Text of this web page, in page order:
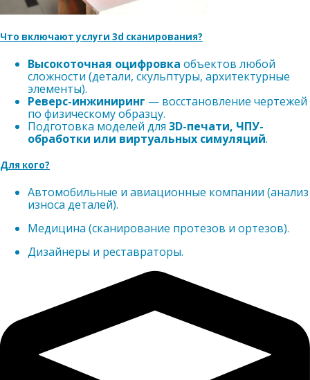
Что включают услуги 3d сканирования?
Высокоточная оцифровка объектов любой
сложности (детали, скульптуры, архитектурные
элементы).
Реверс-инжиниринг — восстановление чертежей
по физическому образцу.
Подготовка моделей для 3D-печати, ЧПУ-
обработки или виртуальных симуляций.
Для кого?
Автомобильные и авиационные компании (анализ
износа деталей).
Медицина (сканирование протезов и ортезов).
Дизайнеры и реставраторы.